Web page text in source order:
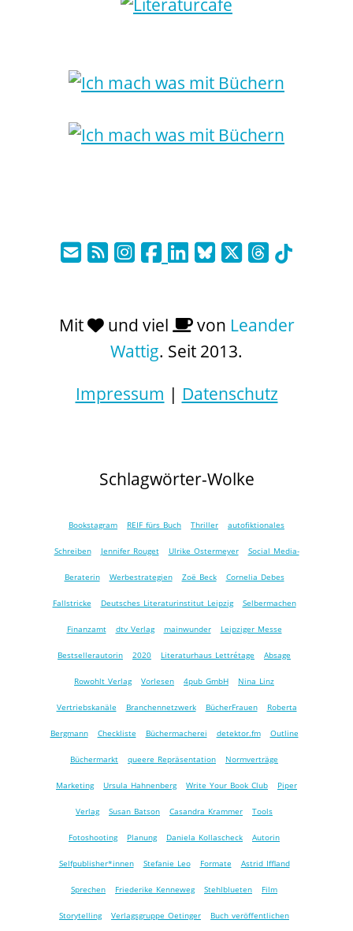
Mit und viel von Leander
Wattig. Seit 2013.
Impressum | Datenschutz
Schlagwörter-Wolke
Bookstagram REIF fürs Buch Thriller autofiktionales
Schreiben Jennifer Rouget Ulrike Ostermeyer Social Media-
Beraterin Werbestrategien Zoë Beck Cornelia Debes
Fallstricke Deutsches Literaturinstitut Leipzig Selbermachen
Finanzamt dtv Verlag mainwunder Leipziger Messe
Bestsellerautorin 2020 Literaturhaus Lettrétage Absage
Rowohlt Verlag Vorlesen 4pub GmbH Nina Linz
Vertriebskanäle Branchennetzwerk BücherFrauen Roberta
Bergmann Checkliste Büchermacherei detektor.fm Outline
Büchermarkt queere Repräsentation Normverträge
Marketing Ursula Hahnenberg Write Your Book Club Piper
Verlag Susan Batson Casandra Krammer Tools
Fotoshooting Planung Daniela Kollascheck Autorin
Selfpublisher*innen Stefanie Leo Formate Astrid Iffland
Sprechen Friederike Kenneweg Stehlblueten Film
Storytelling Verlagsgruppe Oetinger Buch veröffentlichen